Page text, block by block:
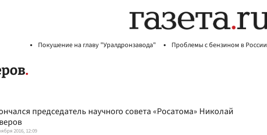
Покушение на главу "Уралдронзавода" Проблемы с бензином в России
председатель научного совета «Росатома» Николай
2016, 12:09